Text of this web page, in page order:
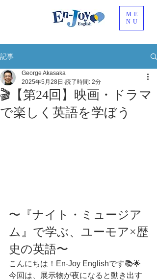
ME
NU
記事
🎬【第24回】映画・ドラマ
で楽しく英語を学ぼう
George Akasaka
2025年5月28日 読了時間: 2分
〜『ナイト・ミュージア
ム』で学ぶ、ユーモア×歴
史の英語〜
こんにちは！En-Joy Englishです📚🌟
今回は、展示物が夜になると動き出す